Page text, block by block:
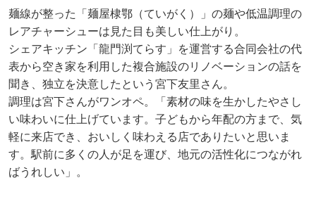
麺線が整った「麺屋棣鄂（ていがく）」の麺や低温調理の
レアチャーシューは見た目も美しい仕上がり。
シェアキッチン「龍門渕てらす」を運営する合同会社の代
表から空き家を利用した複合施設のリノベーションの話を
聞き、独立を決意したという宮下友里さん。
調理は宮下さんがワンオペ。「素材の味を生かしたやさし
い味わいに仕上げています。子どもから年配の方まで、気
軽に来店でき、おいしく味わえる店でありたいと思いま
す。駅前に多くの人が足を運び、地元の活性化につながれ
ばうれしい」。